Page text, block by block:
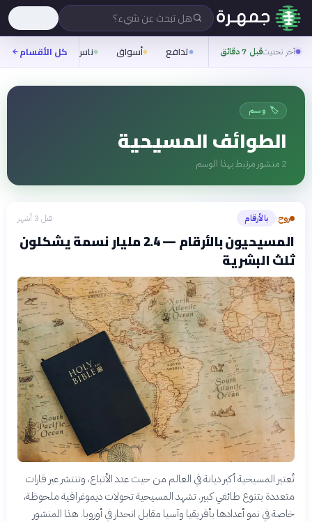
هل تبحث عن شيء؟
آخر تحديثقبل 7 دقائق تدافع أسواق ناس روح
كل الأقسام
🏷️ وسم
الطوائف المسيحية
2 منشور مرتبط بهذا الوسم
روح› بالأرقام قبل 3 أشهر
المسيحيون بالأرقام — 2.4 مليار نسمة يشكلون
ثلث البشرية
تُعتبر المسيحية أكبر ديانة في العالم من حيث عدد الأتباع، وتنتشر عبر قارات
متعددة بتنوع طائفي كبير. تشهد المسيحية تحولات ديموغرافية ملحوظة،
خاصة في نمو أعدادها بأفريقيا وآسيا مقابل انحدار في أوروبا. هذا المنشور